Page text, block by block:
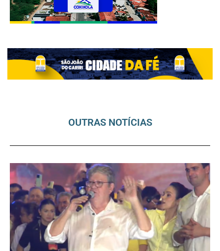
OUTRAS NOTÍCIAS